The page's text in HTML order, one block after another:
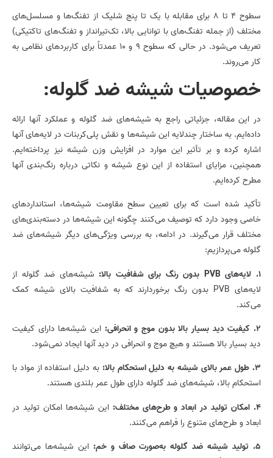
سطوح 4 تا 8 برای مقابله با یک تا پنج شلیک از تفنگ‌ها و مسلسل‌های
مختلف (از جمله تفنگ‌های با توانایی بالا، تک‌تیرانداز و تفنگ‌های تاکتیکی)
تعریف می‌شود. در حالی که سطوح 9 و 10 عمدتاً برای کاربردهای نظامی به
کار می‌روند.
خصوصیات شیشه ضد گلوله:
در این مقاله، جزئیاتی راجع به شیشه‌های ضد گلوله و عملکرد آنها ارائه
داده‌ایم. به ساختار چندلایه این شیشه‌ها و نقش پلی‌کربنات در لایه‌های آنها
اشاره کرده و بر تأثیر این موارد در افزایش وزن شیشه نیز پرداخته‌ایم.
همچنین، مزایای استفاده از این نوع شیشه و نکاتی درباره رنگ‌بندی آنها
مطرح کرده‌ایم.
تأکید شده است که برای تعیین سطح مقاومت شیشه‌ها، استانداردهای
خاصی وجود دارد که توصیف می‌کنند چگونه این شیشه‌ها در دسته‌بندی‌های
مختلف قرار می‌گیرند. در ادامه، به بررسی ویژگی‌های دیگر شیشه‌های ضد
گلوله می‌پردازیم:
1. لایه‌های PVB بدون رنگ برای شفافیت بالا:
شیشه‌های ضد گلوله از
لایه‌های PVB بدون رنگ برخوردارند که به شفافیت بالای شیشه کمک
می‌کند.
2. کیفیت دید بسیار بالا بدون موج و انحرافی:
این شیشه‌ها دارای کیفیت
دید بسیار بالا هستند و هیچ موج و انحرافی در دید آنها ایجاد نمی‌شود.
3. طول عمر بالای شیشه به دلیل استحکام بالا:
به دلیل استفاده از مواد با
استحکام بالا، شیشه‌های ضد گلوله دارای طول عمر بلندی هستند.
4. امکان تولید در ابعاد و طرح‌های مختلف:
این شیشه‌ها امکان تولید در
ابعاد و طرح‌های متنوع را فراهم می‌کنند.
5. تولید شیشه ضد گلوله به‌صورت صاف و خم:
این شیشه‌ها می‌توانند